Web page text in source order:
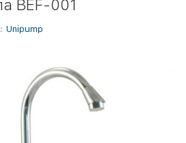
BEF-001
Unipump